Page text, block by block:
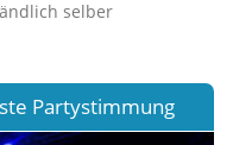
selber
Partystimmung